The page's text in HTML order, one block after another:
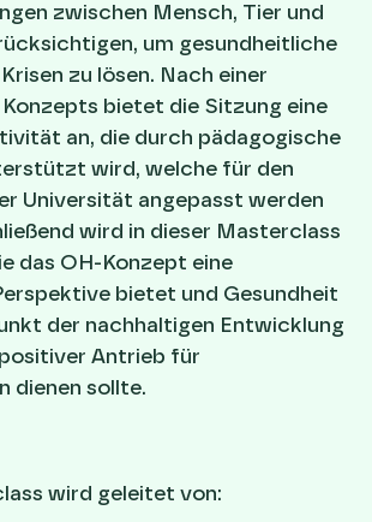
zwischen Mensch, Tier und
um gesundheitliche
zu lösen. Nach einer
bietet die Sitzung eine
an, die durch pädagogische
wird, welche für den
Universität angepasst werden
wird in dieser Masterclass
das OH-Konzept eine
bietet und Gesundheit
der nachhaltigen Entwicklung
Antrieb für
dienen sollte.
wird geleitet von: